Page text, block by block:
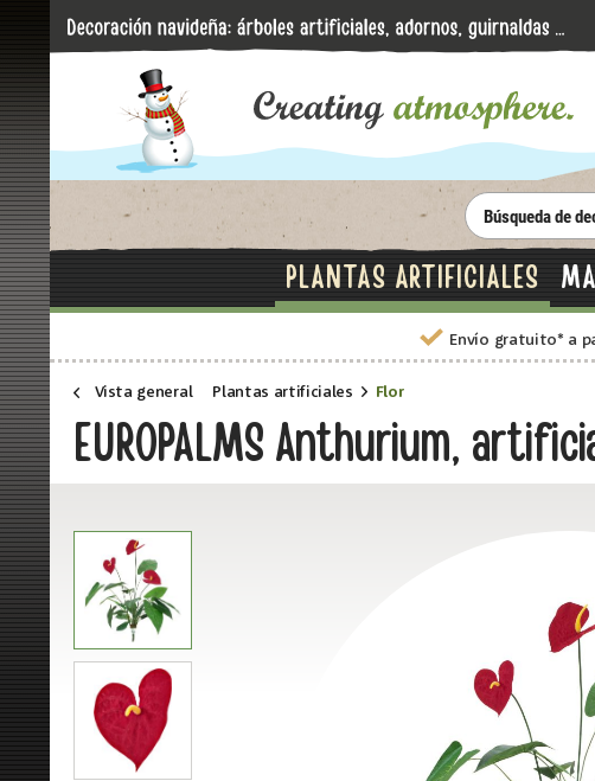
PLANTAS ARTIFICIALES
Envío gratuito* a
Vista general Plantas artificiales Flor
EUROPALMS Anthurium,